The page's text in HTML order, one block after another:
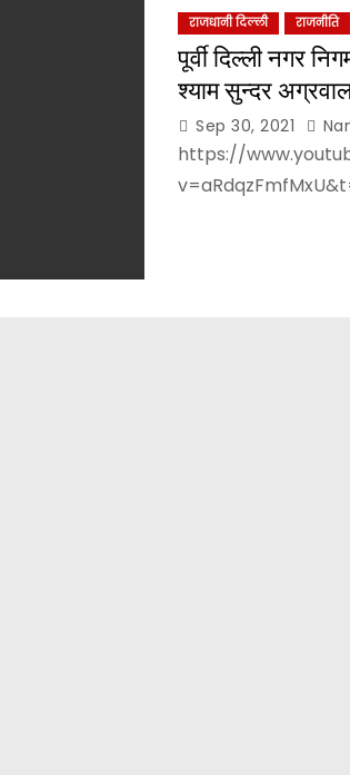
राजधानी दिल्ली राजनीति
पूर्वी दिल्ली नगर
श्याम सुन्दर
Sep 30, 2021
https://